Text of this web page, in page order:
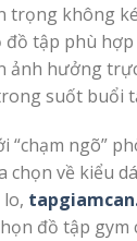
trọng không
tập phù
ảnh hưởng
suốt buổi
ngõ”
về kiểu
đồ tập